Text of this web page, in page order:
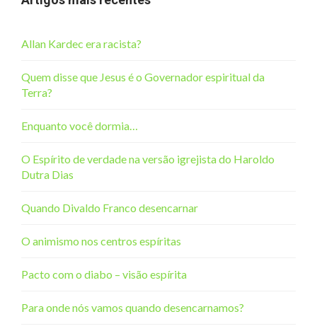
Allan Kardec era racista?
Quem disse que Jesus é o Governador espiritual da
Terra?
Enquanto você dormia…
O Espírito de verdade na versão igrejista do Haroldo
Dutra Dias
Quando Divaldo Franco desencarnar
O animismo nos centros espíritas
Pacto com o diabo – visão espírita
Para onde nós vamos quando desencarnamos?